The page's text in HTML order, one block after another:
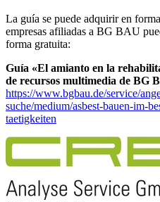
La guía se puede adquirir en
empresas afiliadas a BG BAU
forma gratuita:
Guía «El amianto en la
de recursos multimedia de BG
https://www.bgbau.de/service/
suche/medium/asbest-bauen-im-
taetigkeiten